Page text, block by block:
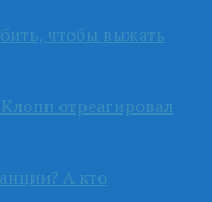
чтобы выжать
отреагировал
А кто